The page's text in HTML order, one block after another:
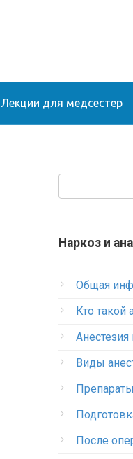
Лекции для медсестер
Наркоз и
Общая
Кто такой
Анестезия
Виды
После